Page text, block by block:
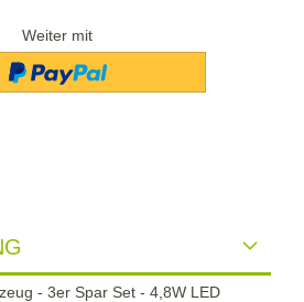
Weiter mit
- 3er Spar Set - 4,8W LED